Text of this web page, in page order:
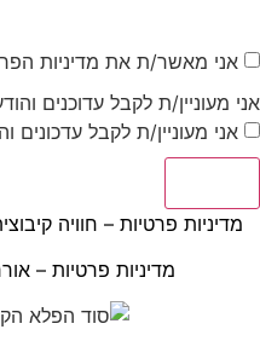
אני מאשר/ת את מדיניות
מעוניין/ת לקבל עדוכנים
אני מעוניין/ת לקבל עדכונים
מדיניות פרטיות – חוויה
מדיניות פרטיות –